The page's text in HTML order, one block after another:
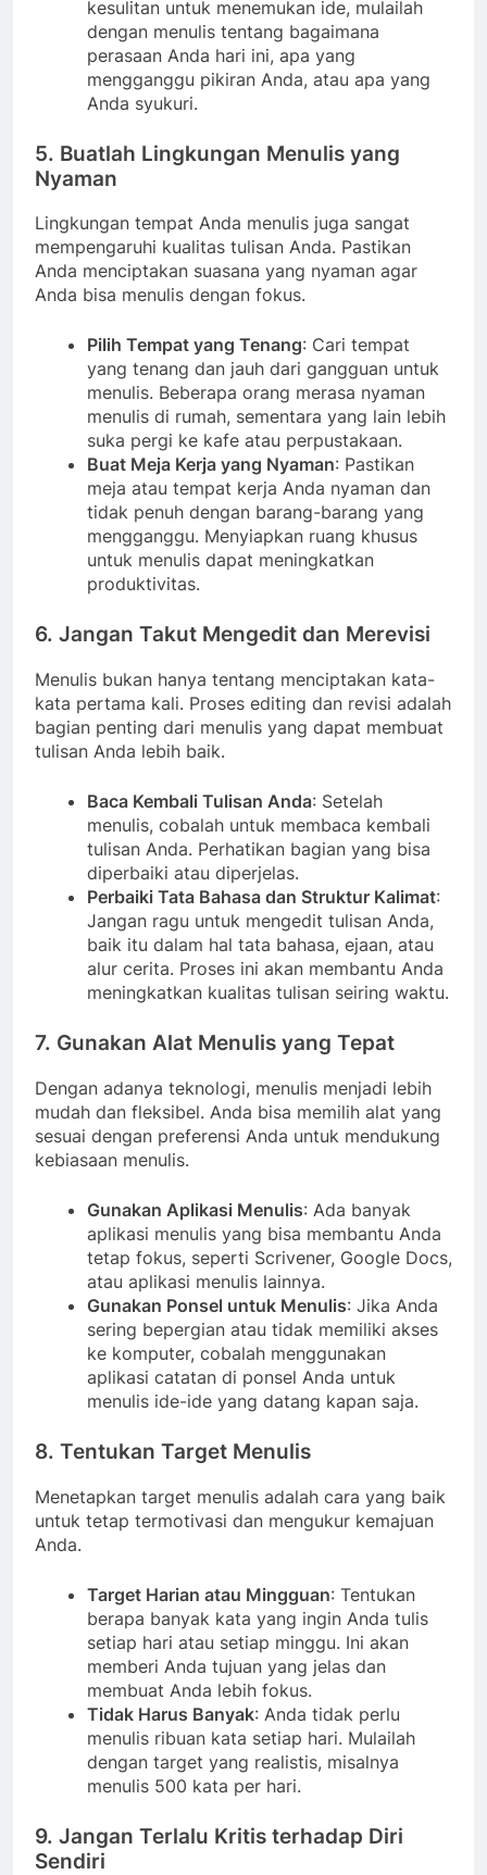
kesulitan untuk menemukan ide, mulailah
dengan menulis tentang bagaimana
perasaan Anda hari ini, apa yang
mengganggu pikiran Anda, atau apa yang
Anda syukuri.
5. Buatlah Lingkungan Menulis yang
Nyaman
Lingkungan tempat Anda menulis juga sangat
mempengaruhi kualitas tulisan Anda. Pastikan
Anda menciptakan suasana yang nyaman agar
Anda bisa menulis dengan fokus.
Pilih Tempat yang Tenang: Cari tempat
yang tenang dan jauh dari gangguan untuk
menulis. Beberapa orang merasa nyaman
menulis di rumah, sementara yang lain lebih
suka pergi ke kafe atau perpustakaan.
Buat Meja Kerja yang Nyaman: Pastikan
meja atau tempat kerja Anda nyaman dan
tidak penuh dengan barang-barang yang
mengganggu. Menyiapkan ruang khusus
untuk menulis dapat meningkatkan
produktivitas.
6. Jangan Takut Mengedit dan Merevisi
Menulis bukan hanya tentang menciptakan kata-
kata pertama kali. Proses editing dan revisi adalah
bagian penting dari menulis yang dapat membuat
tulisan Anda lebih baik.
Baca Kembali Tulisan Anda: Setelah
menulis, cobalah untuk membaca kembali
tulisan Anda. Perhatikan bagian yang bisa
diperbaiki atau diperjelas.
Perbaiki Tata Bahasa dan Struktur Kalimat:
Jangan ragu untuk mengedit tulisan Anda,
baik itu dalam hal tata bahasa, ejaan, atau
alur cerita. Proses ini akan membantu Anda
meningkatkan kualitas tulisan seiring waktu.
7. Gunakan Alat Menulis yang Tepat
Dengan adanya teknologi, menulis menjadi lebih
mudah dan fleksibel. Anda bisa memilih alat yang
sesuai dengan preferensi Anda untuk mendukung
kebiasaan menulis.
Gunakan Aplikasi Menulis: Ada banyak
aplikasi menulis yang bisa membantu Anda
tetap fokus, seperti Scrivener, Google Docs,
atau aplikasi menulis lainnya.
Gunakan Ponsel untuk Menulis: Jika Anda
sering bepergian atau tidak memiliki akses
ke komputer, cobalah menggunakan
aplikasi catatan di ponsel Anda untuk
menulis ide-ide yang datang kapan saja.
8. Tentukan Target Menulis
Menetapkan target menulis adalah cara yang baik
untuk tetap termotivasi dan mengukur kemajuan
Anda.
Target Harian atau Mingguan: Tentukan
berapa banyak kata yang ingin Anda tulis
setiap hari atau setiap minggu. Ini akan
memberi Anda tujuan yang jelas dan
membuat Anda lebih fokus.
Tidak Harus Banyak: Anda tidak perlu
menulis ribuan kata setiap hari. Mulailah
dengan target yang realistis, misalnya
menulis 500 kata per hari.
9. Jangan Terlalu Kritis terhadap Diri
Sendiri